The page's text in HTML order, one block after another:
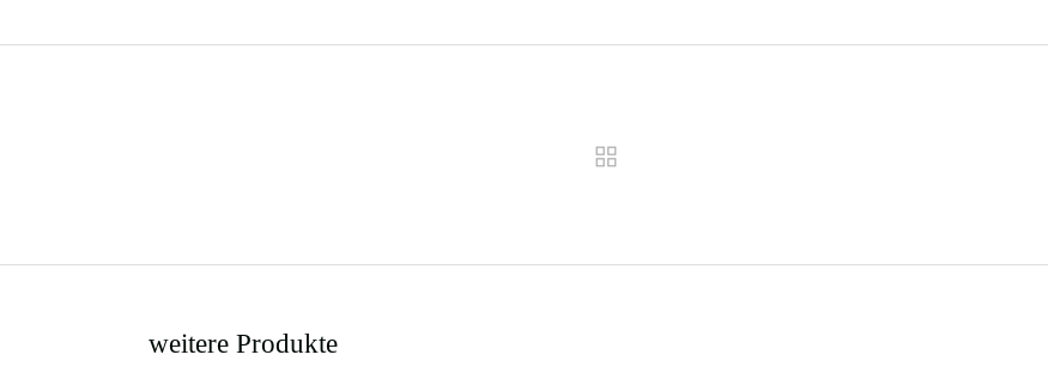
weitere Produkte